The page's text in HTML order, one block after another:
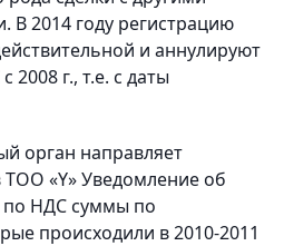
2014 году регистрацию
и аннулируют
2008 г., т.е. с даты
орган направляет
ТОО «Y» Уведомление об
по НДС суммы по
происходили в 2010-2011